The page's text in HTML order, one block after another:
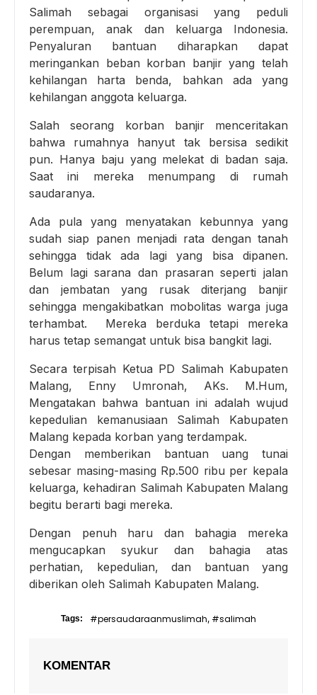
Salimah sebagai organisasi yang peduli
perempuan, anak dan keluarga Indonesia.
Penyaluran bantuan diharapkan dapat
meringankan beban korban banjir yang telah
kehilangan harta benda, bahkan ada yang
kehilangan anggota keluarga.
Salah seorang korban banjir menceritakan
bahwa rumahnya hanyut tak bersisa sedikit
pun. Hanya baju yang melekat di badan saja.
Saat ini mereka menumpang di rumah
saudaranya.
Ada pula yang menyatakan kebunnya yang
sudah siap panen menjadi rata dengan tanah
sehingga tidak ada lagi yang bisa dipanen.
Belum lagi sarana dan prasaran seperti jalan
dan jembatan yang rusak diterjang banjir
sehingga mengakibatkan mobolitas warga juga
terhambat. Mereka berduka tetapi mereka
harus tetap semangat untuk bisa bangkit lagi.
Secara terpisah Ketua PD Salimah Kabupaten
Malang, Enny Umronah, AKs. M.Hum,
Mengatakan bahwa bantuan ini adalah wujud
kepedulian kemanusiaan Salimah Kabupaten
Malang kepada korban yang terdampak.
Dengan memberikan bantuan uang tunai
sebesar masing-masing Rp.500 ribu per kepala
keluarga, kehadiran Salimah Kabupaten Malang
begitu berarti bagi mereka.
Dengan penuh haru dan bahagia mereka
mengucapkan syukur dan bahagia atas
perhatian, kepedulian, dan bantuan yang
diberikan oleh Salimah Kabupaten Malang.
Tags: #persaudaraanmuslimah, #salimah
KOMENTAR